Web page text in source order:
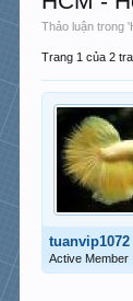
Thảo luận trong '
Trang 1 của 2
tuanvip1072
Active Member